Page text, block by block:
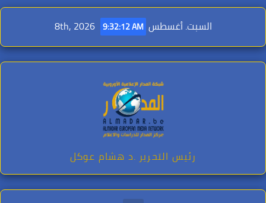
Skip
content
السبت. أغسطس 8th, 2026 9:32:13 AM
رئيس التحرير .د هشام عوكل